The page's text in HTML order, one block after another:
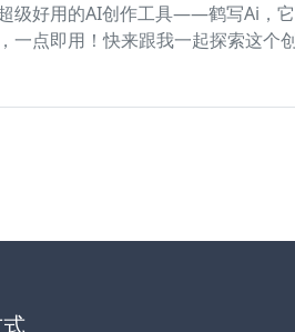
级好用的AI创作工具——鹤写Ai，
点即用！快来跟我一起探索这个